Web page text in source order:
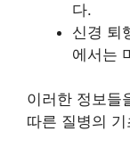
다.
신경 퇴
에서는
이러한 정보들
따른 질병의